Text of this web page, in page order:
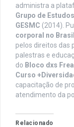
administra a
Grupo de
GESMC (2014).
corporal no
pelos direitos das
palestras e
do Bloco dxs
Curso
capacitação de
atendimento da
Relacionado